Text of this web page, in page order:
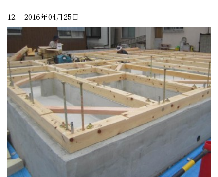
12. 2016年04月25日